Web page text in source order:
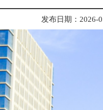
发布日期：2026-